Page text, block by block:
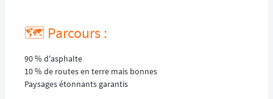
🗺️ Parcours :
90 % d'asphalte
10 % de routes en terre mais bonnes
Paysages étonnants garantis